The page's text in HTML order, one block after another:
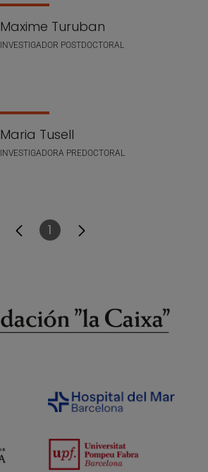
Maxime Turuban
INVESTIGADOR POSTDOCTORAL
Maria Tusell
INVESTIGADORA PREDOCTORAL
Página
1